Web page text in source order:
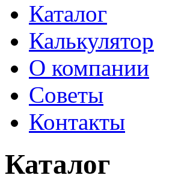
Каталог
Калькулятор
О компании
Советы
Контакты
Каталог